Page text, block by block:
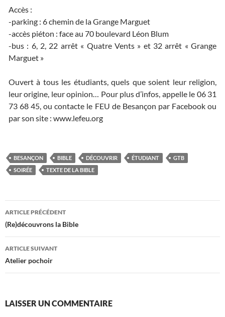
Accès :
-parking : 6 chemin de la Grange Marguet
-accès piéton : face au 70 boulevard Léon Blum
-bus : 6, 2, 22 arrêt « Quatre Vents » et 32 arrêt « Grange
Marguet »
Ouvert à tous les étudiants, quels que soient leur religion,
leur origine, leur opinion… Pour plus d’infos, appelle le 06 31
73 68 45, ou contacte le FEU de Besançon par Facebook ou
par son site : www.lefeu.org
BESANÇON BIBLE DÉCOUVRIR ÉTUDIANT
GTB
SOIRÉE
TEXTE DE LA BIBLE
Navigation
des
articles
ARTICLE PRÉCÉDENT
(Re)découvrons la Bible
ARTICLE SUIVANT
Atelier pochoir
LAISSER UN COMMENTAIRE